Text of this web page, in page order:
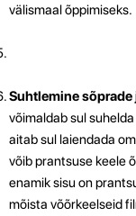
välismaal õppimiseks.
Suhtlemine
võimaldab sul
aitab sul laiendada
võib prantsuse keele
enamik sisu on
mõista võõrkeelseid